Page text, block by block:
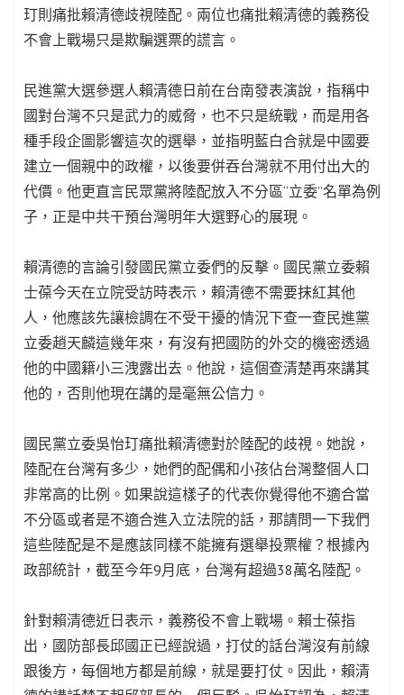
玎則痛批賴清德歧視陸配。兩位也痛批賴清德的義務役
不會上戰場只是欺騙選票的謊言。
民進黨大選參選人賴清德日前在台南發表演說，指稱中
國對台灣不只是武力的威脅，也不只是統戰，而是用各
種手段企圖影響這次的選舉，並指明藍白合就是中國要
建立一個親中的政權，以後要併吞台灣就不用付出大的
代價。他更直言民眾黨將陸配放入不分區“立委”名單為例
子，正是中共干預台灣明年大選野心的展現。
賴清德的言論引發國民黨立委們的反擊。國民黨立委賴
士葆今天在立院受訪時表示，賴清德不需要抹紅其他
人，他應該先讓檢調在不受干擾的情況下查一查民進黨
立委趙天麟這幾年來，有沒有把國防的外交的機密透過
他的中國籍小三洩露出去。他說，這個查清楚再來講其
他的，否則他現在講的是毫無公信力。
國民黨立委吳怡玎痛批賴清德對於陸配的歧視。她說，
陸配在台灣有多少，她們的配偶和小孩佔台灣整個人口
非常高的比例。如果說這樣子的代表你覺得他不適合當
不分區或者是不適合進入立法院的話，那請問一下我們
這些陸配是不是應該同樣不能擁有選舉投票權？根據內
政部統計，截至今年9月底，台灣有超過38萬名陸配。
針對賴清德近日表示，義務役不會上戰場。賴士葆指
出，國防部長邱國正已經說過，打仗的話台灣沒有前線
跟後方，每個地方都是前線，就是要打仗。因此，賴清